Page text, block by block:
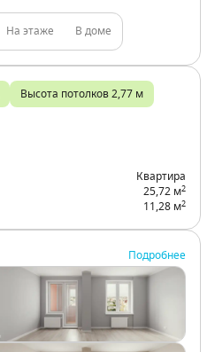
На этаже В доме
Высота потолков 2,77 м
Квартира
25,72 м2
11,28 м2
Подробнее